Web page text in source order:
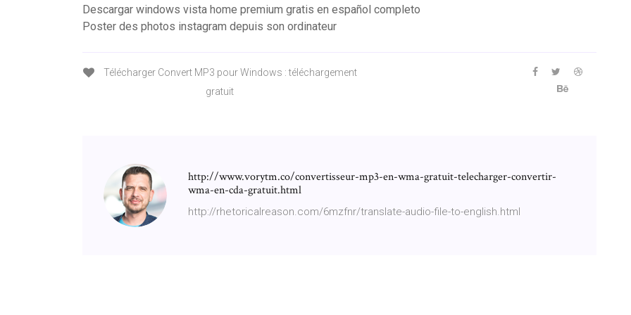
Descargar windows vista home premium gratis en español completo
Poster des photos instagram depuis son ordinateur
Télécharger Convert MP3 pour Windows : téléchargement
gratuit
http://www.vorytm.co/convertisseur-mp3-en-wma-gratuit-telecharger-convertir-
wma-en-cda-gratuit.html
http://rhetoricalreason.com/6mzfnr/translate-audio-file-to-english.html